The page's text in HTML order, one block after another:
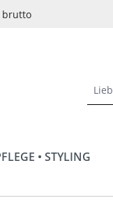
brutto
• STYLING